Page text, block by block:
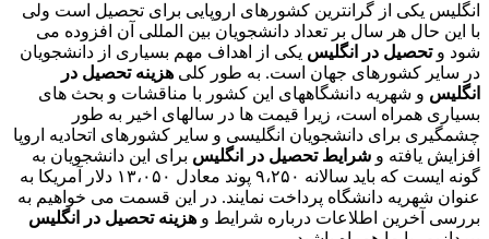
انگلیس یکی از گرانترین کشورهای اروپایی برای تحصیل است ولی
با این حال هر سال بر تعداد دانشجویان بین المللی آن افزوده می
شود وتحصیل در انگلیس یکی از اهداف مهم بسیاری از دانشجویان
در سایر کشورهای جهان است. به طور کلی هزینه تحصیل در
انگلیس و شهریه دانشگاههای این کشور با مناقشات و بحث های
بسیاری همراه است، زیرا قیمت ها در سالهای اخیر به طور
چشمگیری برای دانشجویان انگلیسی و سایر کشورهای اتحادیه اروپا
افزایش یافته و شرایط تحصیل در انگلیس برای این دانشجویان به
گونه ایست که باید سالانه ۹،۲۵۰ پوند معادل ۱۳،۰۵۰ دلار آمریکا به
عنوان شهریه دانشگاه پرداخت نمایند. در این قسمت می خواهیم به
بررسی آخرین اطلاعات درباره شرایط و هزینه تحصیل در انگلیس